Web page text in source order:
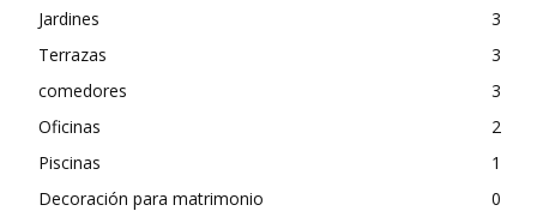
Jardines
3
Terrazas
3
comedores
3
Oficinas
2
Piscinas
1
Decoración para matrimonio
0